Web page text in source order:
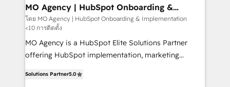
architectures that accelerate revenue operations and
performance. - Multi-object CRM migration, cleanup,
and implementation. - Pre-built and custom
integrations across your full tech stack. - Custom
object setup, CMS builds, and full-funnel automation.
nurturing sequences. - Cross-hub setup across
MO Agency | HubSpot Onboarding &
Implementation
โดย MO Agency | HubSpot Onboarding & Implementation
<10 การติดตั้ง
MO Agency is a HubSpot Elite Solutions Partner
offering HubSpot implementation, marketing
paid media, content marketing, AEO and GEO (AI
Solutions Partner5.0